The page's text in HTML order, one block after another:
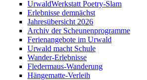
UrwaldWerkstatt Poetry-Slam
Erlebnisse demnächst
Jahresübersicht 2026
Archiv der Scheunenprogramme
Ferienangebote im Urwald
Urwald macht Schule
Wander-Erlebnisse
Fledermaus-Wanderung
Hängematte-Verleih